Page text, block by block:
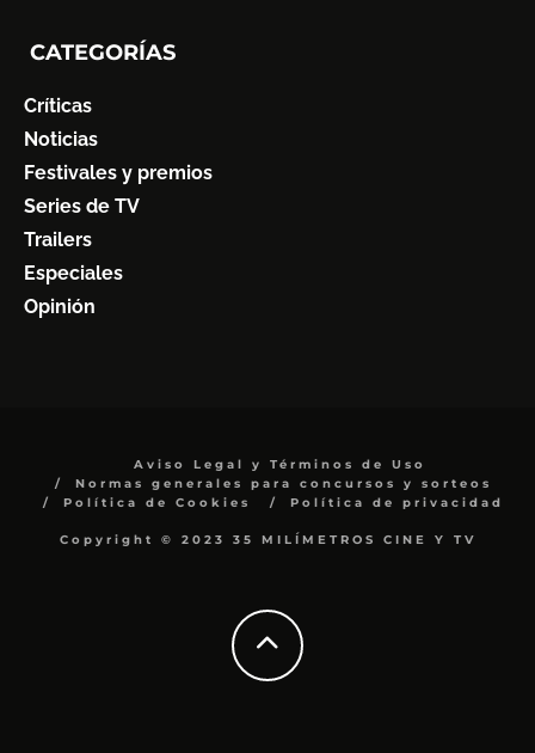
CATEGORÍAS
Críticas
Noticias
Festivales y premios
Series de TV
Trailers
Especiales
Opinión
Aviso Legal y Términos de Uso
Normas generales para concursos y sorteos
Política de Cookies
Política de privacidad
Copyright © 2023 35 MILÍMETROS CINE Y TV